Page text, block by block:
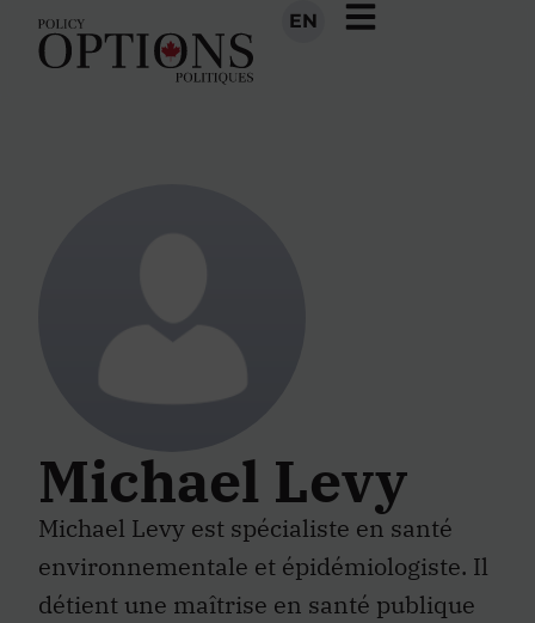
EN
Michael Levy
Michael Levy est spécialiste en santé
environnementale et épidémiologiste. Il
détient une maîtrise en santé publique